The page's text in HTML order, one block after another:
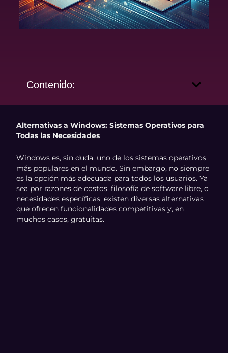
Alternativas a Windows: Sistemas Operativos para
Todas las Necesidades
Windows es, sin duda, uno de los sistemas operativos
más populares en el mundo. Sin embargo, no siempre
es la opción más adecuada para todos los usuarios. Ya
sea por razones de costos, filosofía de software libre, o
necesidades específicas, existen diversas alternativas
que ofrecen funcionalidades competitivas y, en
muchos casos, gratuitas.
Contenido: